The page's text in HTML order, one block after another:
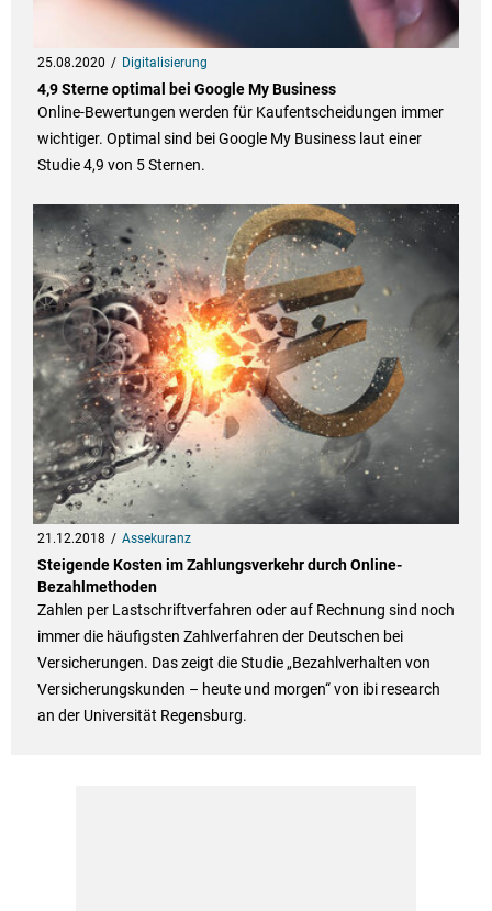
25.08.2020 Digitalisierung
4,9 Sterne optimal bei Google My Business
Online-Bewertungen werden für Kaufentscheidungen immer
wichtiger. Optimal sind bei Google My Business laut einer
Studie 4,9 von 5 Sternen.
21.12.2018 Assekuranz
Steigende Kosten im Zahlungsverkehr durch Online-
Bezahlmethoden
Zahlen per Lastschriftverfahren oder auf Rechnung sind noch
immer die häufigsten Zahlverfahren der Deutschen bei
Versicherungen. Das zeigt die Studie „Bezahlverhalten von
Versicherungskunden – heute und morgen“ von ibi research
an der Universität Regensburg.